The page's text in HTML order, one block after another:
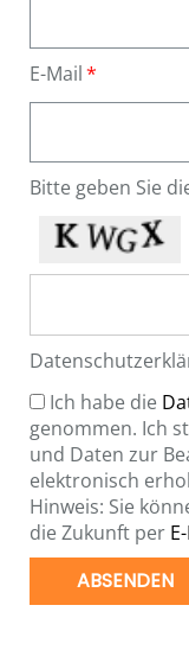
E-Mail
Bitte geben Sie
Ich habe die
genommen. Ich
und Daten zur
elektronisch
Hinweis: Sie
die Zukunft per
ABSENDEN